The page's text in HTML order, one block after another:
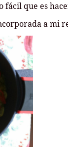
fácil que es
a mi